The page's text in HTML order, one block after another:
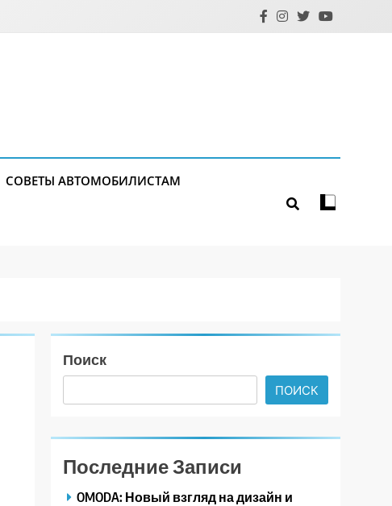
СОВЕТЫ АВТОМОБИЛИСТАМ
Поиск
ПОИСК
Последние Записи
OMODA: Новый взгляд на дизайн и